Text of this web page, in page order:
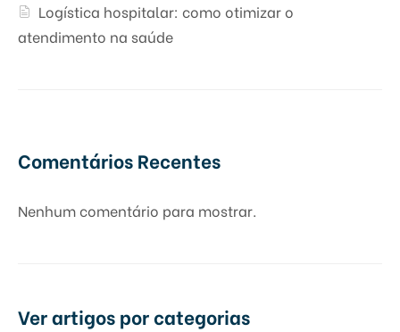
Logística hospitalar: como otimizar o
atendimento na saúde
Comentários Recentes
Nenhum comentário para mostrar.
Ver artigos por categorias